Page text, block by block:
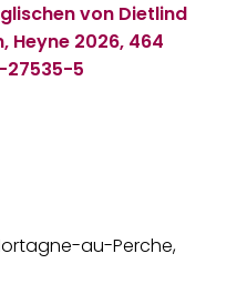
von Dietlind
Heyne 2026, 464
27535-5
au-Perche,